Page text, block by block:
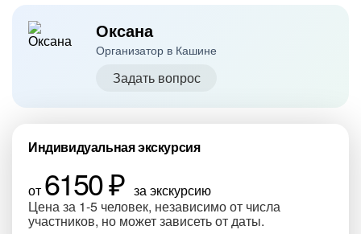
Оксана
Организатор в Кашине
Задать вопрос
Индивидуальная экскурсия
от 6150 ₽ за экскурсию
Цена за 1-5 человек, независимо от числа
участников, но может зависеть от даты.